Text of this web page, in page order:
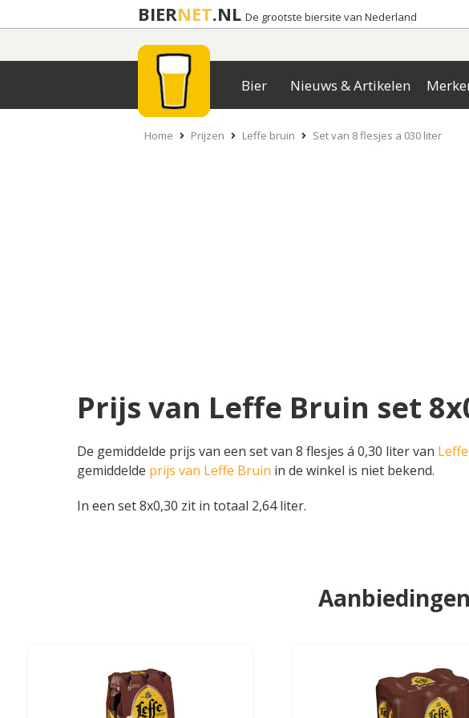
BIERNET.NL De grootste biersite van Nederland
Bier Nieuws & Artikelen
Home Prijzen Leffe bruin Set van 8 flesjes a 030 liter
Prijs van Leffe Bruin set
De gemiddelde prijs van een set van 8 flesjes á 0,30 liter van
gemiddelde prijs van Leffe Bruin in de winkel is niet bekend.
In een set 8x0,30 zit in totaal 2,64 liter.